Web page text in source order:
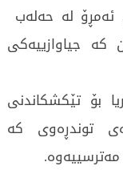
ئەمڕۆ لە حەلەب
کە جیاوازییەکی
بۆ تێکشکاندنی
توندڕەوی کە